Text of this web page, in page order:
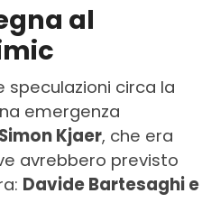
al
speculazioni circa la
emergenza
Simon Kjaer, che era
avrebbero previsto
Davide Bartesaghi e